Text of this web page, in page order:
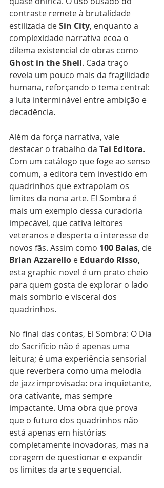
contraste remete à brutalidade
estilizada de Sin City, enquanto a
complexidade narrativa ecoa o
dilema existencial de obras como
Ghost in theShell. Cada traço
revela um pouco mais da fragilidade
humana, reforçando o tema central:
a luta interminável entre ambição e
decadência.
Além da força narrativa, vale
destacar o trabalho da Tai Editora.
Com um catálogo que foge ao senso
comum, a editora tem investido em
quadrinhos que extrapolam os
limites da nona arte. El Sombra é
mais um exemplo dessa curadoria
impecável, que cativa leitores
veteranos e desperta o interesse de
novos fãs. Assim como 100 Balas, de
Brian Azzarello e Eduardo Risso,
esta graphic novel é um prato cheio
para quem gosta de explorar o lado
mais sombrio e visceral dos
quadrinhos.
No final das contas, El Sombra: O Dia
do Sacrifício não é apenas uma
leitura; é uma experiência sensorial
que reverbera como uma melodia
de jazz improvisada: ora inquietante,
ora cativante, mas sempre
impactante. Uma obra que prova
que o futuro dos quadrinhos não
está apenas em histórias
completamente inovadoras, mas na
coragem de questionar e expandir
os limites da arte sequencial.